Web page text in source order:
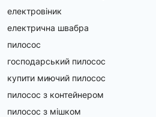
електровіник
електрична швабра
пилосос
господарський пилосос
купити миючий пилосос
пилосос з контейнером
пилосос з мішком